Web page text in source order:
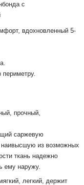
с
вдохновленный 5-
прочный,
саржевую
из возможных
ткань надежно
ему наружу.
легкий, держит